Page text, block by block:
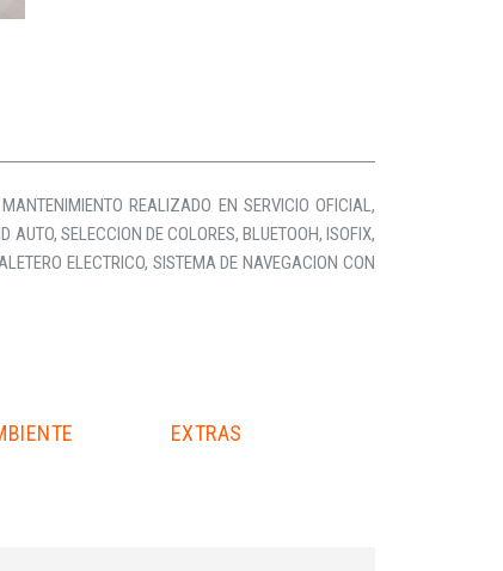
REALIZADO EN SERVICIO OFICIAL,
SELECCION DE COLORES, BLUETOOH, ISOFIX,
ELECTRICO, SISTEMA DE NAVEGACION CON
EXTRAS